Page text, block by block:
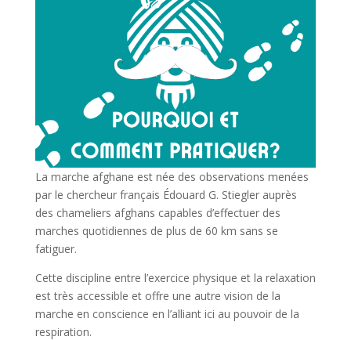
La marche afghane est née des observations menées
par le chercheur français Édouard G. Stiegler auprès
des chameliers afghans capables d’effectuer des
marches quotidiennes de plus de 60 km sans se
fatiguer.
Cette discipline entre l’exercice physique et la relaxation
est très accessible et offre une autre vision de la
marche en conscience en l’alliant ici au pouvoir de la
respiration.